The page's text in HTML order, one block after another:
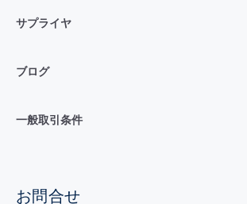
サプライヤ
ブログ
一般取引条件
お問合せ